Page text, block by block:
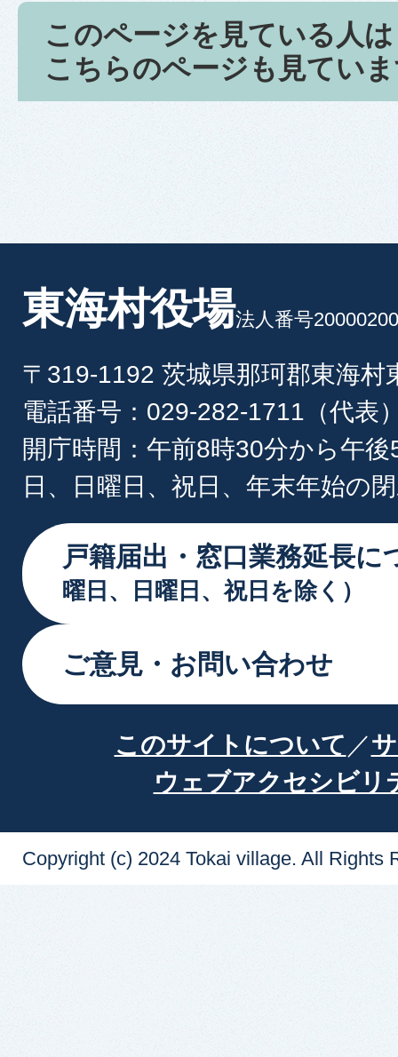
このページを見ている人は
こちらのページも見てい
東海村役場法人番号
〒319-1192 茨城県那珂郡東海村
電話番号：029-282-1711（代表
開庁時間：午前8時30分から午
日、日曜日、祝日、年末年始の
戸籍届出・窓口業務延長に
曜日、日曜日、祝日を除く）
ご意見・お問い合わせ
このサイトについて
ウェブアクセシビリ
Copyright (c) 2024 Tokai village. All Rights